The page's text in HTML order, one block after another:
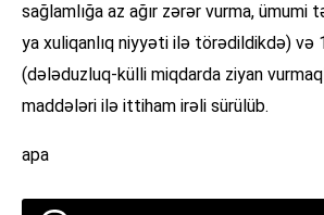
sağlamlığa az ağır zərər vurma, ümumi
ya xuliqanlıq niyyəti ilə törədildikdə) və
(dələduzluq-külli miqdarda ziyan
maddələri ilə ittiham irəli sürülüb.
apa